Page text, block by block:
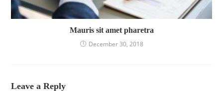
Mauris sit amet pharetra
December 30, 2018
Leave a Reply